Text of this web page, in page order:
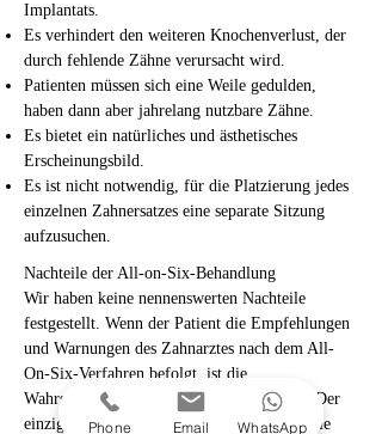
Implantats.
Es verhindert den weiteren Knochenverlust, der
durch fehlende Zähne verursacht wird.
Patienten müssen sich eine Weile gedulden,
haben dann aber jahrelang nutzbare Zähne.
Es bietet ein natürliches und ästhetisches
Erscheinungsbild.
Es ist nicht notwendig, für die Platzierung jedes
einzelnen Zahnersatzes eine separate Sitzung
aufzusuchen.
Nachteile der All-on-Six-Behandlung
Wir haben keine nennenswerten Nachteile
festgestellt. Wenn der Patient die Empfehlungen
und Warnungen des Zahnarztes nach dem All-
On-Six-Verfahren befolgt, ist die
Wahrscheinlichkeit eines Problems gering. Der
einzige Nachteil der Behandlung ist daher die
Phone Email WhatsApp